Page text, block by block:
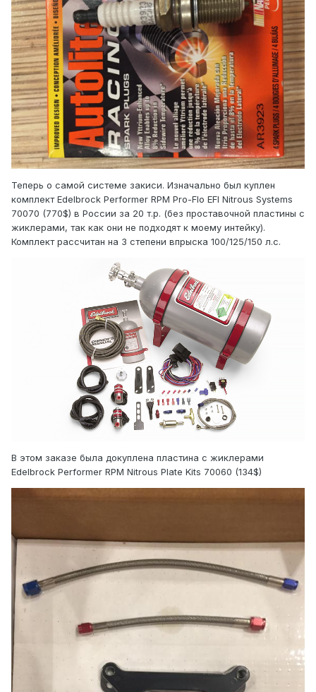
Теперь о самой системе закиси. Изначально был куплен
комплект Edelbrock Performer RPM Pro-Flo EFI Nitrous Systems
70070 (770$) в России за 20 т.р. (без проставочной пластины с
жиклерами, так как они не подходят к моему интейку).
Комплект рассчитан на 3 степени впрыска 100/125/150 л.с.
В этом заказе была докуплена пластина с жиклерами
Edelbrock Performer RPM Nitrous Plate Kits 70060 (134$)